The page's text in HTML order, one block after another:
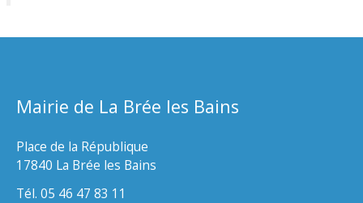
Mairie de La Brée les Bains
Place de la République
17840 La Brée les Bains
Tél. 05 46 47 83 11